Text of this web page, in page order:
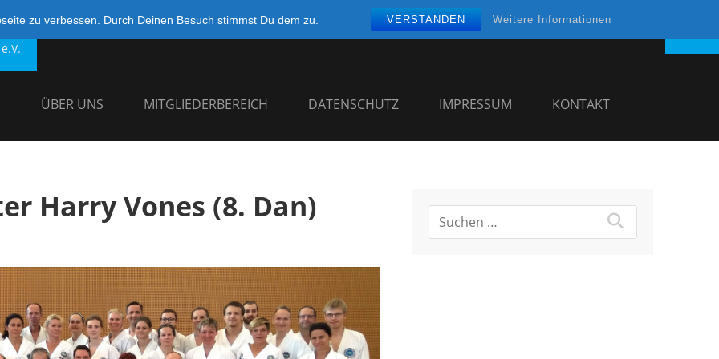
zu verbessen. Durch Deinen Besuch stimmst Du dem zu. VERSTANDEN Weitere Informationen
ÜBER UNS MITGLIEDERBEREICH DATENSCHUTZ IMPRESSUM KONTAKT
Harry Vones (8. Dan)